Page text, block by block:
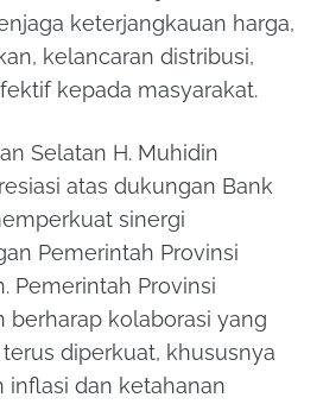
keterjangkauan harga,
kelancaran distribusi,
kepada masyarakat.
Selatan H. Muhidin
atas dukungan Bank
sinergi
Pemerintah Provinsi
Pemerintah Provinsi
berharap kolaborasi yang
diperkuat, khususnya
inflasi dan ketahanan